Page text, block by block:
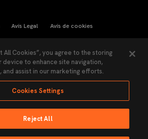
Avís Legal Avís de cookies
Política de Privacitat
Accessibilitat
puede ser reproducida sin el permiso del Valencia
All Cookies”, you agree to the storing
device to enhance site navigation,
and assist in our marketing efforts.
Cookies Settings
Reject All